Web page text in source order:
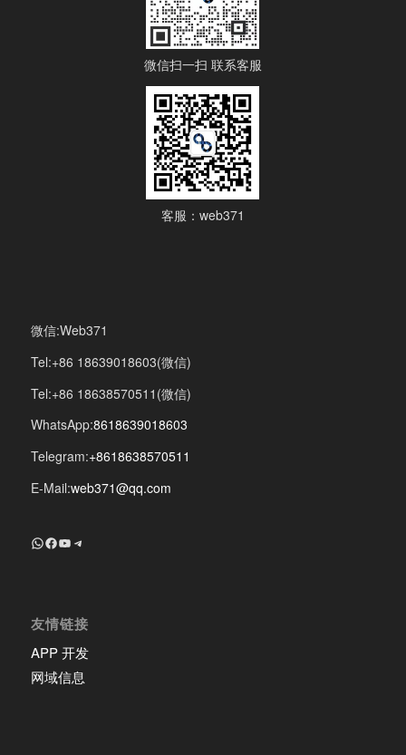
微信扫一扫 联系客服
客服：web371
微信:Web371
Tel:+86 18639018603(微信)
Tel:+86 18638570511(微信)
WhatsApp:8618639018603
Telegram:+8618638570511
E-Mail:web371@qq.com
+8618639018603
Facebook
YouTube
Telegram
友情链接
APP 开发
网域信息